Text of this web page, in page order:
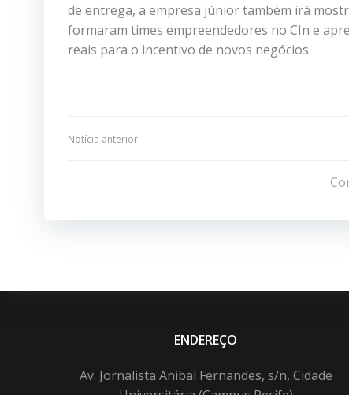
de entrega, a empresa júnior também irá
formaram times empreendedores no CIn e
reais para o incentivo de novos negócios.
Navegação
Post
Notícia anterior
ENDEREÇO
Av. Jornalista Anibal Fernandes, s/n, Cidade